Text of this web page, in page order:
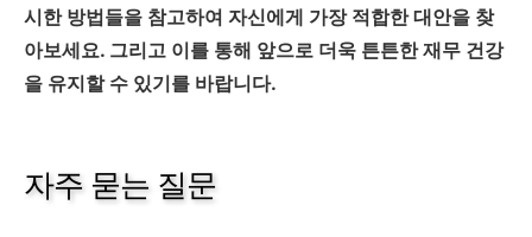
시한 방법들을 참고하여 자신에게 가장 적합한 대안을 찾
아보세요. 그리고 이를 통해 앞으로 더욱 튼튼한 재무 건강
을 유지할 수 있기를 바랍니다.
자주 묻는 질문